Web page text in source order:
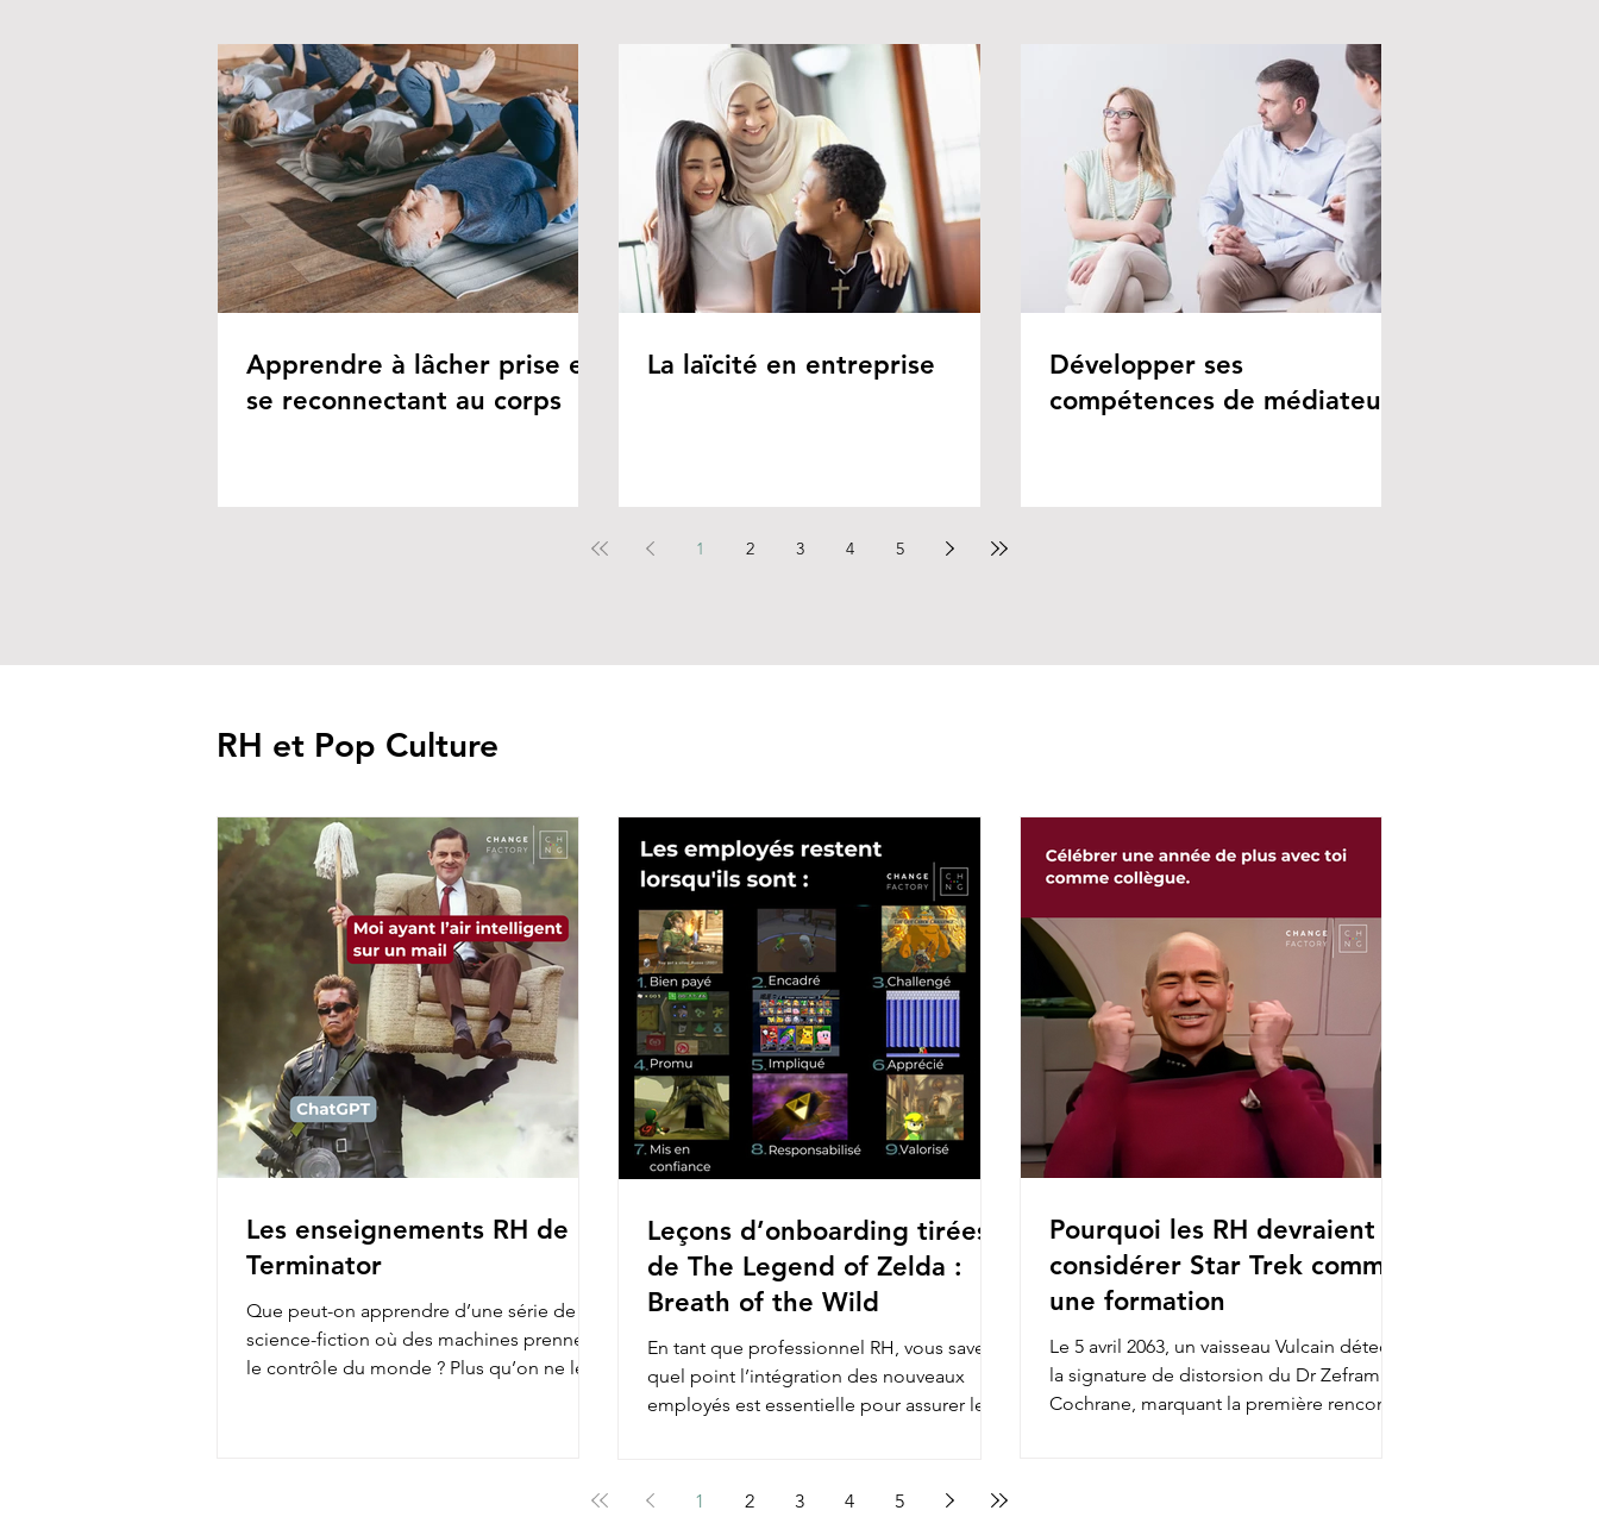
Apprendre à lâcher prise en
se reconnectant au corps
La laïcité en entreprise
Développer ses
compétences de médiateur
1 2 3 4 5
RH et Pop Culture
Les enseignements RH de
Terminator
Que peut-on apprendre d’une série de
science-fiction où des machines prennent
le contrôle du monde ? Plus qu’on ne le
Leçons d’onboarding tirées
de The Legend of Zelda :
Breath of the Wild
En tant que professionnel RH, vous savez à
quel point l’intégration des nouveaux
employés est essentielle pour assurer leur
Pourquoi les RH devraient
considérer Star Trek comme
une formation
Le 5 avril 2063, un vaisseau Vulcain détecte
la signature de distorsion du Dr Zefram
Cochrane, marquant la première rencontre
1 2 3 4 5